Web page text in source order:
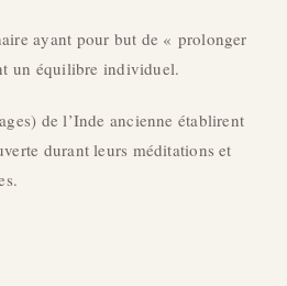
ayant pour but de « prolonger
un équilibre individuel.
de l’Inde ancienne établirent
durant leurs méditations et